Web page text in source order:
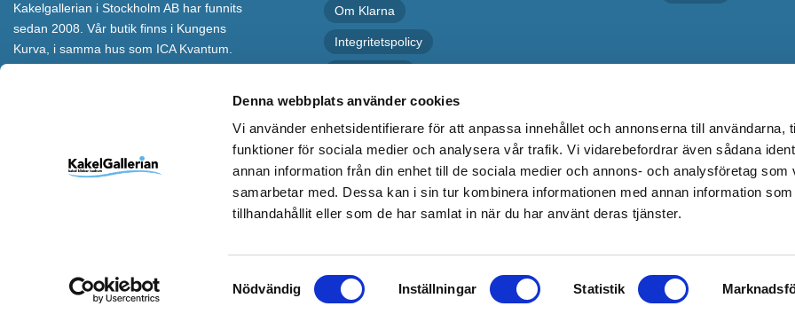
Denna webbplats använder cookies
Vi använder enhetsidentifierare för att anpassa innehållet och annonserna till användarna,
funktioner för sociala medier och analysera vår trafik. Vi vidarebefordrar även sådana
annan information från din enhet till de sociala medier och annons- och analysföretag som
samarbetar med. Dessa kan i sin tur kombinera informationen med annan information
tillhandahållit eller som de har samlat in när du har använt deras tjänster.
Samtyckesval
Nödvändig Inställningar Statistik
Kakelgallerian i Stockholm AB har funnits
sedan 2008. Vår butik finns i Kungens
Kurva, i samma hus som ICA Kvantum.
kommer till vår butik eller besöker vår
webbshop ska bli inspirerade till nya och
Om Klarna
Integritetspolicy
Kakelgallerian.se